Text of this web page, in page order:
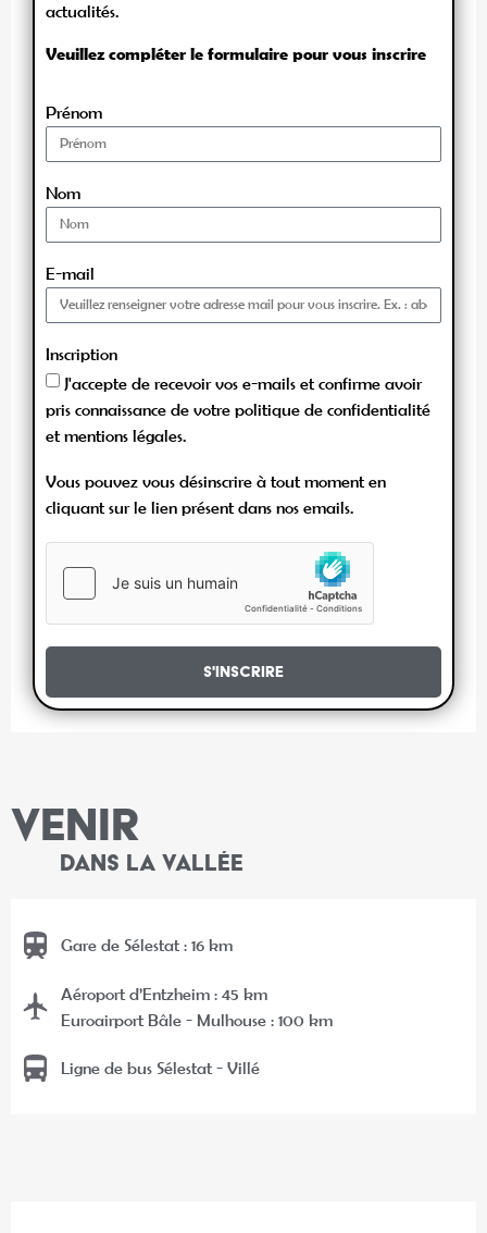
actualités.
Veuillez compléter le formulaire pour vous inscrire
Prénom
Nom
E-mail
Inscription
J'accepte de recevoir vos e-mails et confirme avoir
pris connaissance de votre politique de confidentialité
et mentions légales.
Vous pouvez vous désinscrire à tout moment en
cliquant sur le lien présent dans nos emails.
S'inscrire
VENIR
DANS LA VALLÉE
Gare de Sélestat : 16 km
Aéroport d’Entzheim : 45 km
Euroairport Bâle - Mulhouse : 100 km
Ligne de bus Sélestat - Villé